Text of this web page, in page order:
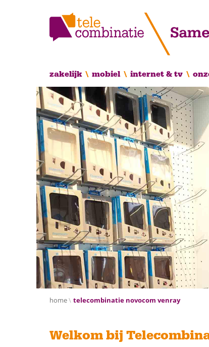
Hoofdnavigatie
zakelijk mobiel internet & tv
home telecombinatie novocom venray
Welkom bij